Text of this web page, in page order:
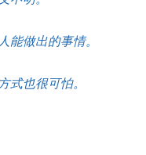
能做出的事情。
式也很可怕。